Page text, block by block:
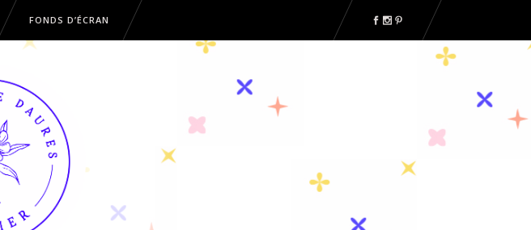
FONDS D’ÉCRAN